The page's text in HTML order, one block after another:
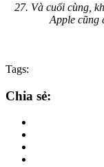
27. Và cuối cùng,
Apple cũng
Tags:
Chia sẻ: